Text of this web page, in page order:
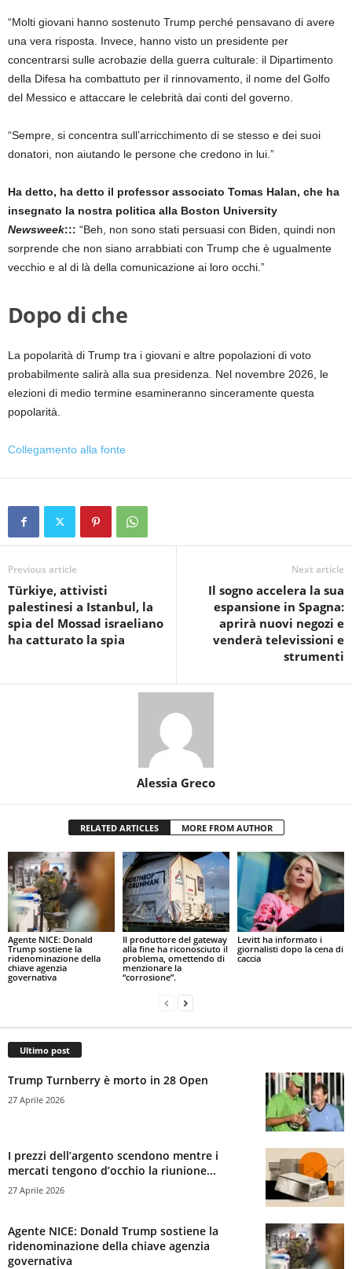
“Molti giovani hanno sostenuto Trump perché pensavano di avere
una vera risposta. Invece, hanno visto un presidente per
concentrarsi sulle acrobazie della guerra culturale: il Dipartimento
della Difesa ha combattuto per il rinnovamento, il nome del Golfo
del Messico e attaccare le celebrità dai conti del governo.
“Sempre, si concentra sull’arricchimento di se stesso e dei suoi
donatori, non aiutando le persone che credono in lui.”
Ha detto, ha detto il professor associato Tomas Halan, che ha
insegnato la nostra politica alla Boston University
Newsweek::: “Beh, non sono stati persuasi con Biden, quindi non
sorprende che non siano arrabbiati con Trump che è ugualmente
vecchio e al di là della comunicazione ai loro occhi.”
Dopo di che
La popolarità di Trump tra i giovani e altre popolazioni di voto
probabilmente salirà alla sua presidenza. Nel novembre 2026, le
elezioni di medio termine esamineranno sinceramente questa
popolarità.
Collegamento alla fonte
Previous article
Türkiye, attivisti
palestinesi a Istanbul, la
spia del Mossad israeliano
ha catturato la spia
Next article
Il sogno accelera la sua
espansione in Spagna:
aprirà nuovi negozi e
venderà televissioni e
strumenti
Alessia Greco
RELATED ARTICLES MORE FROM AUTHOR
Agente NICE: Donald
Trump sostiene la
ridenominazione della
chiave agenzia
governativa
Il produttore del gateway
alla fine ha riconosciuto il
problema, omettendo di
menzionare la
“corrosione”.
Levitt ha informato i
giornalisti dopo la cena di
caccia
Ultimo post
Trump Turnberry è morto in 28 Open
27 Aprile 2026
I prezzi dell’argento scendono mentre i
mercati tengono d’occhio la riunione...
27 Aprile 2026
Agente NICE: Donald Trump sostiene la
ridenominazione della chiave agenzia
governativa